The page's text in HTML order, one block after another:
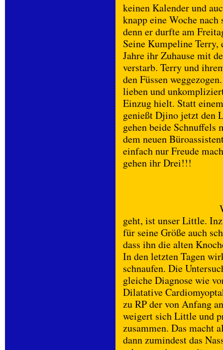
keinen Kalender und
knapp eine Woche
denn er durfte am
Seine Kumpeline
Jahre ihr Zuhause mit
verstarb. Terry und
den Füssen
lieben und
Einzug hielt. Statt
genießt Djino jetzt den
gehen beide
dem neuen
einfach nur Freude
gehen ihr Drei!!!
geht, ist unser Little.
für seine Größe auch
dass ihn die alten
In den letzten Tagen
schnaufen. Die
gleiche Diagnose wie
Dilatative
zu RP der von Anfang
weigert sich Little und
zusammen. Das macht
dann zumindest das